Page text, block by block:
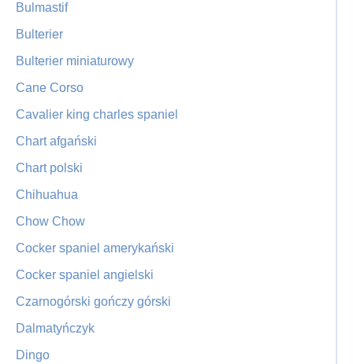
Bulmastif
Bulterier
Bulterier miniaturowy
Cane Corso
Cavalier king charles spaniel
Chart afgański
Chart polski
Chihuahua
Chow Chow
Cocker spaniel amerykański
Cocker spaniel angielski
Czarnogórski gończy górski
Dalmatyńczyk
Dingo